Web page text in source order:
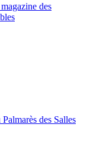
des
des Salles